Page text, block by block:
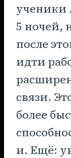
ученики
5 ночей,
после
идти
связи.
более
и. Ещё: